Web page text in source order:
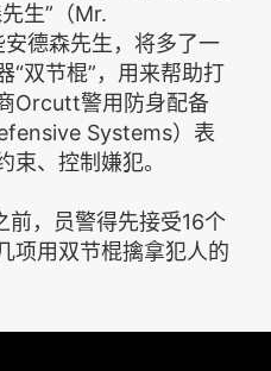
生”（Mr.
德森先生，将多了一
“双节棍”，用来帮助打
Orcutt警用防身配备
Systems）表
束、控制嫌犯。
前，员警得先接受16个
项用双节棍擒拿犯人的